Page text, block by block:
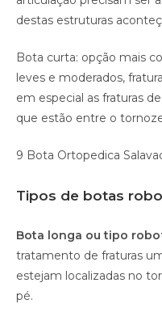
destas estruturas
Bota curta: opção mais
leves e moderados,
em especial as fraturas
que estão entre o
9 Bota Ortopedica
Tipos de botas
Bota longa ou tipo
tratamento de fraturas
estejam localizadas no
pé.